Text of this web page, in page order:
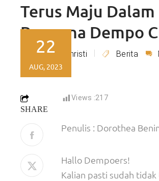
Terus Maju
Bersama Dempo
By Lydia Christi Berita
22
AUG, 2023
SHARE
Views :217
Penulis : Dorothea
Hallo Dempoers!
Kalian pasti sudah